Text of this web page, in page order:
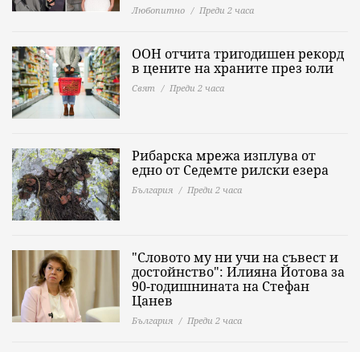
Любопитно Преди 2 часа
ООН отчита тригодишен рекорд
в цените на храните през юли
Свят Преди 2 часа
Рибарска мрежа изплува от
едно от Седемте рилски езера
България Преди 2 часа
"Словото му ни учи на съвест и
достойнство": Илияна Йотова за
90-годишнината на Стефан
Цанев
България Преди 2 часа